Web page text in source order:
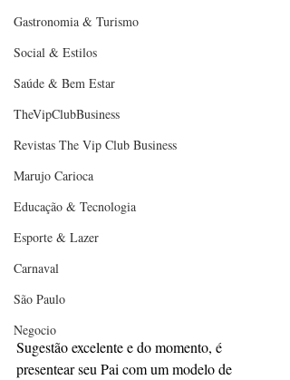
Gastronomia & Turismo
Social & Estilos
Saúde & Bem Estar
TheVipClubBusiness
Revistas The Vip Club Business
Marujo Carioca
Educação & Tecnologia
Esporte & Lazer
Carnaval
São Paulo
Negocio
Sugestão excelente e do momento, é
presentear seu Pai com um modelo de